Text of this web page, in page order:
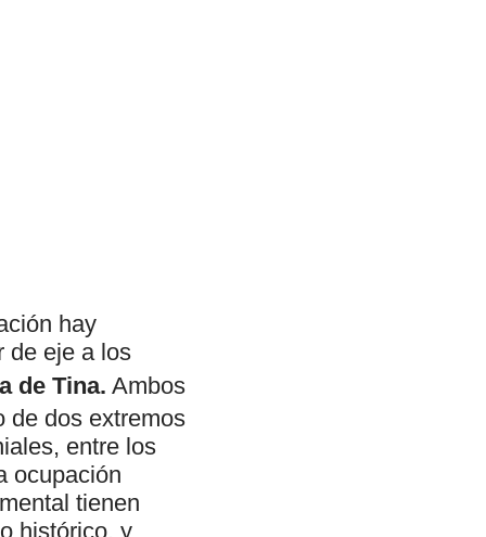
hay
de eje a los
de Tina. Ambos
de dos extremos
entre los
ocupación
tienen
histórico, y